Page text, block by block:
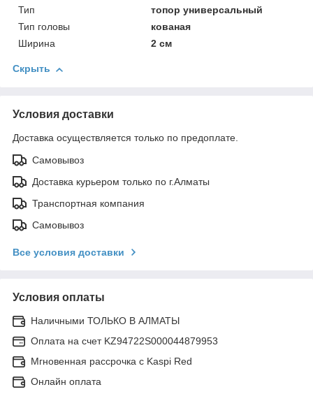
Тип
топор универсальный
Тип головы
кованая
Ширина
2 см
Скрыть
Условия доставки
Доставка осуществляется только по предоплате.
Самовывоз
Доставка курьером только по г.Алматы
Транспортная компания
Самовывоз
Все условия доставки
Условия оплаты
Наличными ТОЛЬКО В АЛМАТЫ
Оплата на счет KZ94722S000044879953
Мгновенная рассрочка с Kaspi Red
Онлайн оплата